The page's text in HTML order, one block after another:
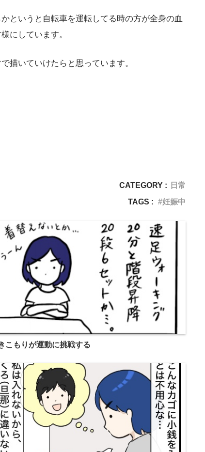
というと自転車を運転してる時の方が全身の血
にしています。
描いていけたらと思っています。
CATEGORY :
日常
TAGS :
妊娠中
こもりが運動に挑戦する